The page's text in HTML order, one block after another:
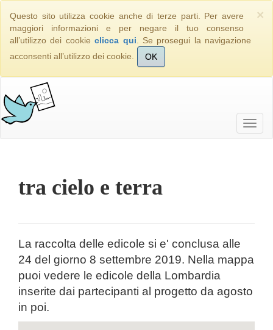
×
Questo sito utilizza cookie anche di terze parti. Per avere
maggiori informazioni e per negare il tuo consenso
all’utilizzo dei cookieclicca qui . Se prosegui la navigazione
acconsenti all’utilizzo dei cookie.
OK
tra cielo e terra
La raccolta delle edicole si e' conclusa alle
24 del giorno 8 settembre 2019. Nella mappa
puoi vedere le edicole della Lombardia
inserite dai partecipanti al progetto da agosto
in poi.